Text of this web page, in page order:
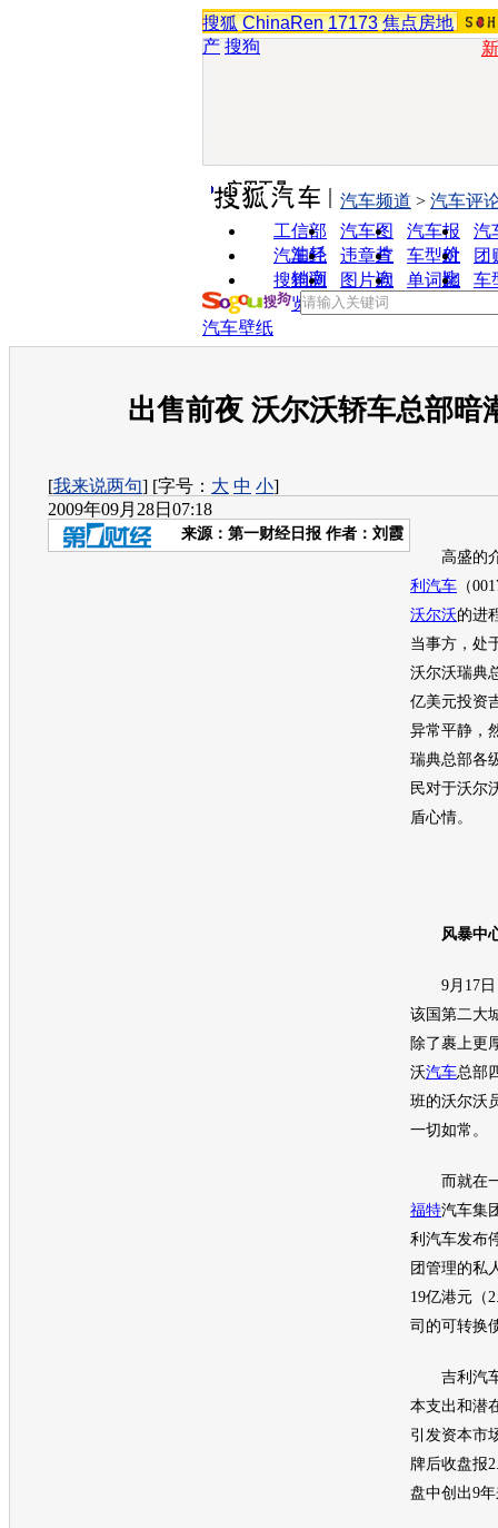
搜狐 ChinaRen 17173 焦点房地
产 搜狗
实用工具
工信部
油耗
汽车图
片
汽车报
价
汽
汽车经
销商
违章查
询
车型对
比
团
搜狗浏
览器
图片欣
赏
单词翻
车
汽车频道 > 汽车评
汽车壁纸
出售前夜 沃尔沃轿车总部暗
[我来说两句] [字号： 大 中 小]
2009年09月28日07:18
来源： 第一财经日报 作者：刘霞
高盛的介
利汽车 （
沃尔沃的进
当事方，处
沃尔沃瑞典
亿美元投资
异常平静，
瑞典总部各
民对于沃尔
盾心情。
风暴中心
9月17日
该国第二大
除了裹上更
沃汽车总部
班的沃尔沃
一切如常。
而就在一
福特汽车集
利汽车发布
团管理的私
19亿港元（
司的可转换
吉利汽
本支出和潜
引发资本市
牌后收盘报
盘中创出9